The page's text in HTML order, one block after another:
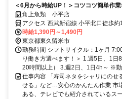
＜6月から時給UP！＞コツコツ簡単作
未経験OK！中高年・主婦（主夫）活躍中
角上魚類 小平店
アクセス 西武新宿線 小平北口徒歩
歩約24分、西武拝島線/西武新宿線
歩16分 ※車応相談・バイク・自転車
時給1,390円～1,490円
東京都東久留米市
勤務時間 シフトサイクル：1ヶ月
り働き方選べます！＞ 1.週5日、1日
20時間以上） 3.週2日、1日4h～ ※
仕事内容 「寿司ネタをシャリにのせ
せる」など…安心のかんたん作業 市
ある、テレビでも紹介されているス